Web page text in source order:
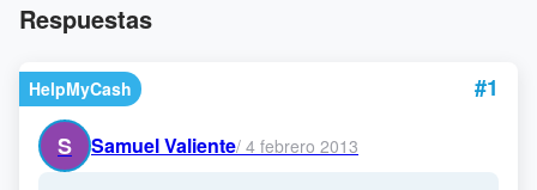
Respuestas
HelpMyCash
#1
S
Samuel Valiente/ 4 febrero 2013